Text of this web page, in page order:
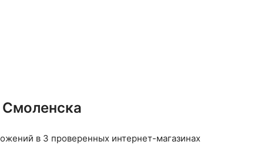
в 3 проверенных интернет-магазинах